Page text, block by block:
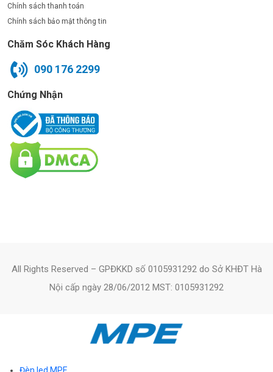
Chính sách thanh toán
Chính sách bảo mật thông tin
Chăm Sóc Khách Hàng
090 176 2299
Chứng Nhận
All Rights Reserved – GPĐKKD số 0105931292 do Sở KHĐT Hà
Nội cấp ngày 28/06/2012 MST: 0105931292
Đèn led MPE